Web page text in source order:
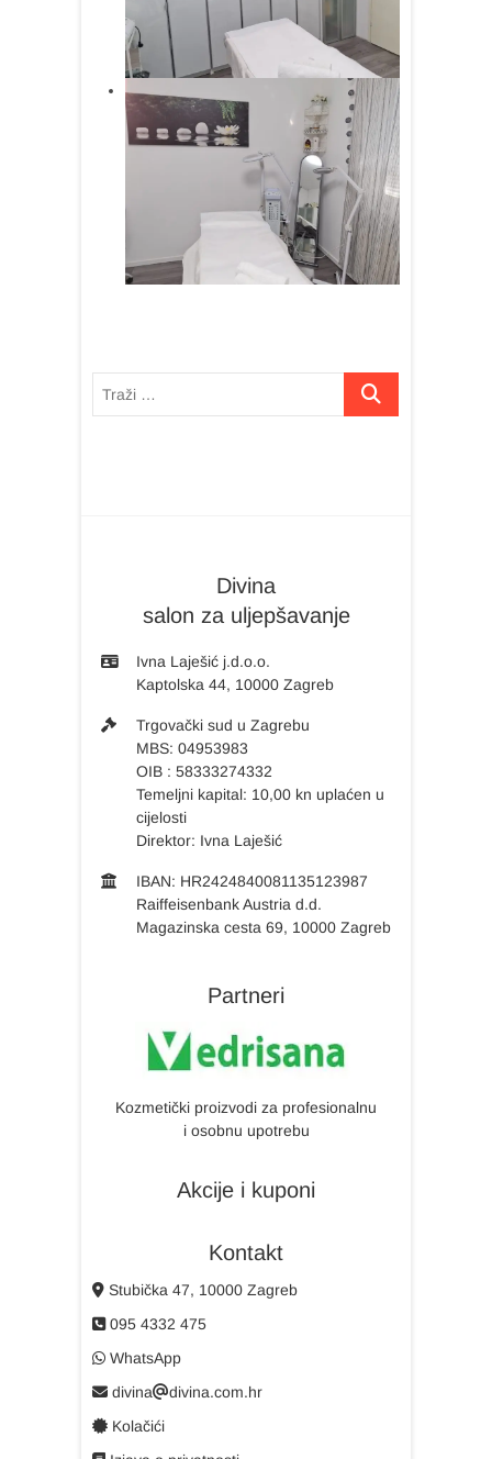
Traži
Divina
salon za uljepšavanje
Ivna Laješić j.d.o.o.
Kaptolska 44, 10000 Zagreb
Trgovački sud u Zagrebu
MBS: 04953983
OIB : 58333274332
Temeljni kapital: 10,00 kn uplaćen u
cijelosti
Direktor: Ivna Laješić
IBAN: HR2424840081135123987
Raiffeisenbank Austria d.d.
Magazinska cesta 69, 10000 Zagreb
Partneri
Kozmetički proizvodi za profesionalnu
i osobnu upotrebu
Akcije i kuponi
Kontakt
Stubička 47, 10000 Zagreb
095 4332 475
WhatsApp
divina
divina.com.hr
Kolačići